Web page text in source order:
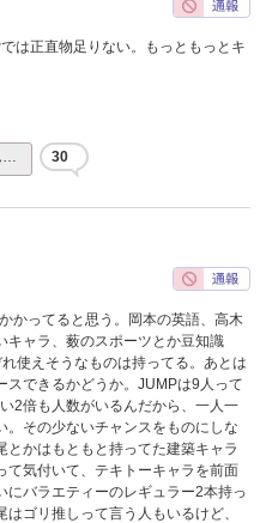
は正直物足りない。もっともっとキ
… 30
かってると思う。岡本の英語、高木
キャラ、薮のスポーツとか豆知識
使えそうなものは持ってる。あとは
スできるかどうか。JUMPは9人って
2倍も人数がいるんだから、一人一
。その少ないチャンスをものにしな
とかはもともと持ってた建築キャラ
て気付いて、テキトーキャラを前面
にバラエティーのレギュラー2本持っ
ゴリ推しって言う人もいるけど、